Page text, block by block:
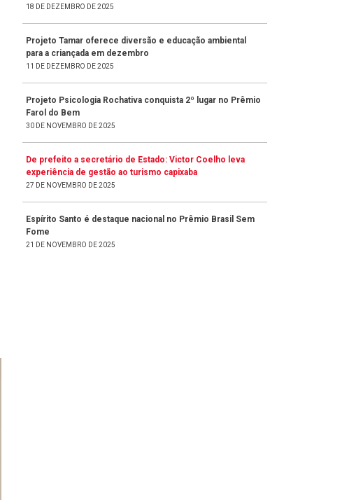
18 DE DEZEMBRO DE 2025
Projeto Tamar oferece diversão e educação ambiental
para a criançada em dezembro
11 DE DEZEMBRO DE 2025
Projeto Psicologia Rochativa conquista 2º lugar no Prêmio
Farol do Bem
30 DE NOVEMBRO DE 2025
De prefeito a secretário de Estado: Victor Coelho leva
experiência de gestão ao turismo capixaba
27 DE NOVEMBRO DE 2025
Espírito Santo é destaque nacional no Prêmio Brasil Sem
Fome
21 DE NOVEMBRO DE 2025